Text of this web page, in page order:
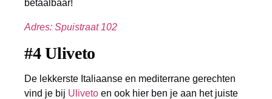
betaalbaar!
Adres: Spuistraat 102
#4 Uliveto
De lekkerste Italiaanse en mediterrane gerechten
vind je bij Uliveto en ook hier ben je aan het juiste